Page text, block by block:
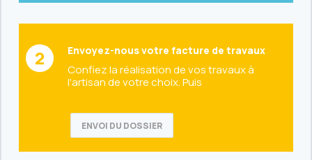
Envoyez-nous votre facture de travaux
Confiez la réalisation de vos travaux à
l'artisan de votre choix. Puis
ENVOI DU DOSSIER